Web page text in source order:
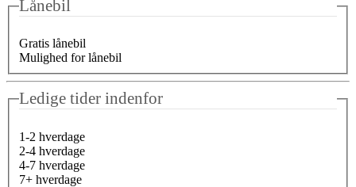
Lånebil
Gratis lånebil
Mulighed for lånebil
Ledige tider indenfor
1-2 hverdage
2-4 hverdage
4-7 hverdage
7+ hverdage